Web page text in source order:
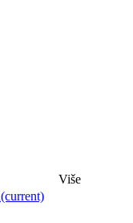
Više
(current)